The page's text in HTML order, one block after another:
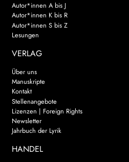
Autor*innen A bis J
Autor*innen K bis R
Autor*innen S bis Z
Lesungen
VERLAG
Über uns
Manuskripte
Kontakt
Stellenangebote
Lizenzen | Foreign Rights
Newsletter
Jahrbuch der Lyrik
HANDEL